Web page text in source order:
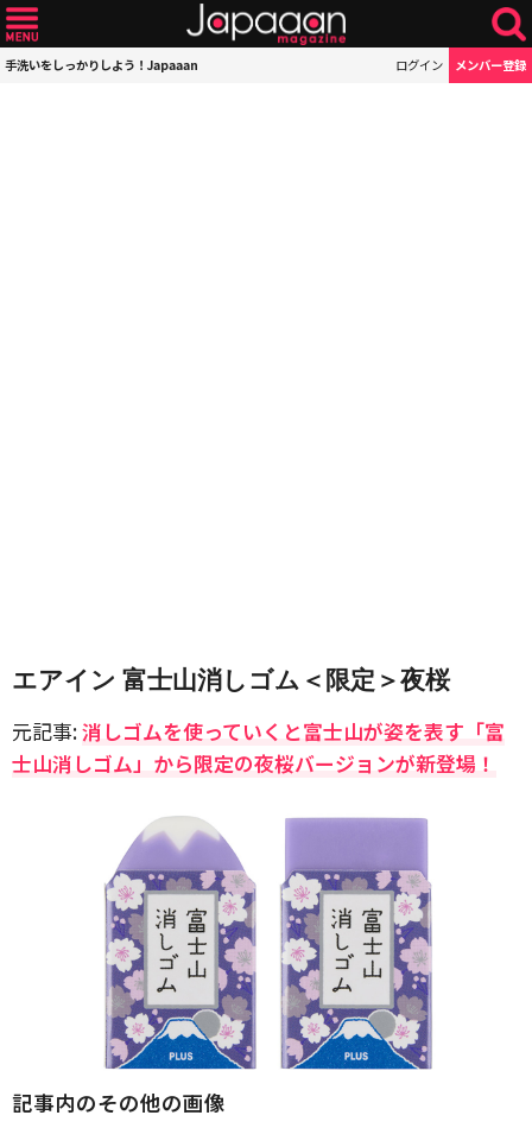
手洗いをしっかりしよう！Japaaan ログイン メンバー登録
エアイン 富士山消しゴム＜限定＞夜桜
元記事:消しゴムを使っていくと富士山が姿を表す「富
士山消しゴム」から限定の夜桜バージョンが新登場！
記事内のその他の画像